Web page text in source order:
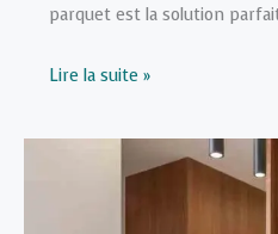
parquet est la solution
Pourquoi
du
Lire la suite »